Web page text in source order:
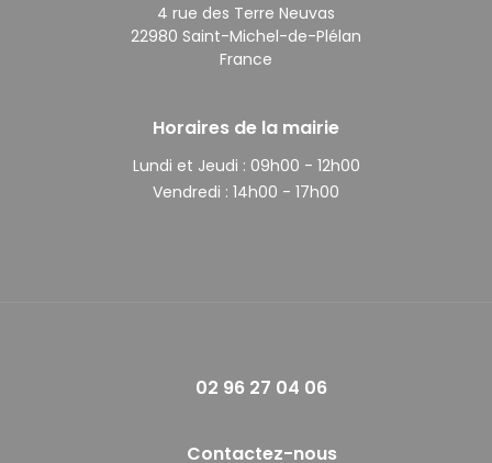
4 rue des Terre Neuvas
22980 Saint-Michel-de-Plélan
France
Horaires de la mairie
Lundi et Jeudi : 09h00 - 12h00
Vendredi : 14h00 - 17h00
02 96 27 04 06
Contactez-nous